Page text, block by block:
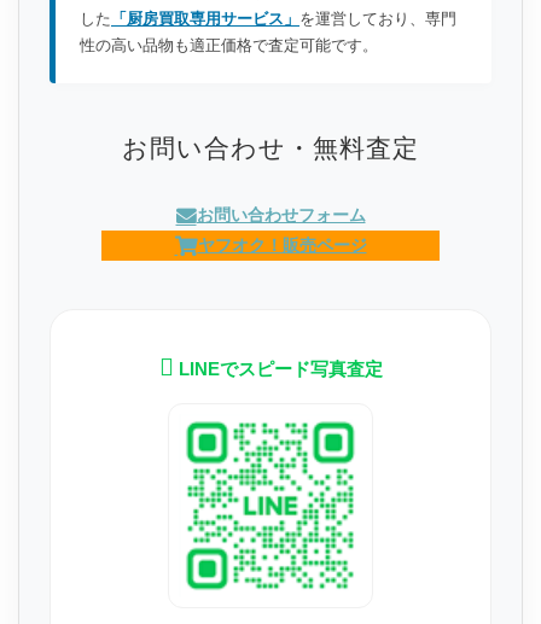
した 「厨房買取専用サービス」 を運営しており、専門
性の高い品物も適正価格で査定可能です。
お問い合わせ・無料査定
お問い合わせフォーム
ヤフオク！販売ページ
LINEでスピード写真査定